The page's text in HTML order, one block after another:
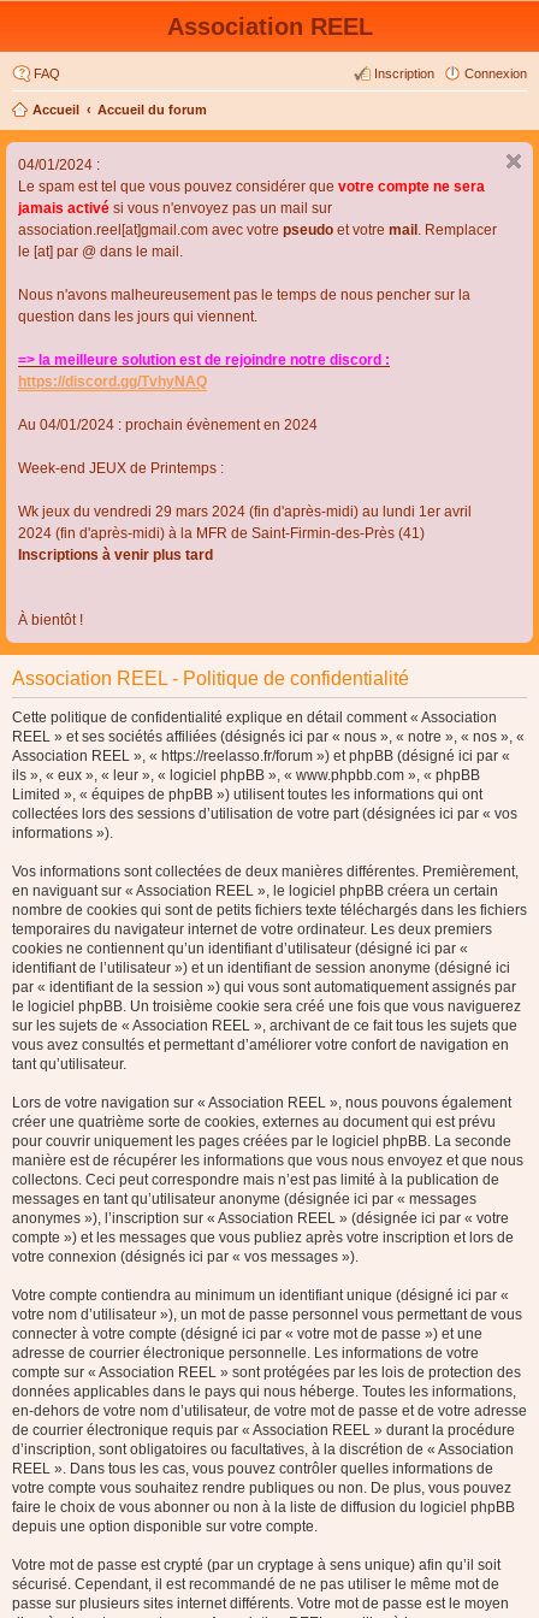
Association REEL
FAQ Connexion
Inscription
Accueil Accueil du forum
04/01/2024 :
Le spam est tel que vous pouvez considérer que votre compte ne sera
jamais activé si vous n'envoyez pas un mail sur
association.reel[at]gmail.com avec votre pseudo et votre mail . Remplacer
le [at] par @ dans le mail.
Nous n'avons malheureusement pas le temps de nous pencher sur la
question dans les jours qui viennent.
=> la meilleure solution est de rejoindre notre discord :
https://discord.gg/TvhyNAQ
Au 04/01/2024 : prochain évènement en 2024
Week-end JEUX de Printemps :
Wk jeux du vendredi 29 mars 2024 (fin d'après-midi) au lundi 1er avril
2024 (fin d'après-midi) à la MFR de Saint-Firmin-des-Près (41)
Inscriptions à venir plus tard
À bientôt !
Association REEL - Politique de confidentialité
Cette politique de confidentialité explique en détail comment « Association
REEL » et ses sociétés affiliées (désignés ici par « nous », « notre », « nos », «
Association REEL », « https://reelasso.fr/forum ») et phpBB (désigné ici par «
ils », « eux », « leur », « logiciel phpBB », « www.phpbb.com », « phpBB
Limited », « équipes de phpBB ») utilisent toutes les informations qui ont
collectées lors des sessions d’utilisation de votre part (désignées ici par « vos
informations »).
Vos informations sont collectées de deux manières différentes. Premièrement,
en naviguant sur « Association REEL », le logiciel phpBB créera un certain
nombre de cookies qui sont de petits fichiers texte téléchargés dans les fichiers
temporaires du navigateur internet de votre ordinateur. Les deux premiers
cookies ne contiennent qu’un identifiant d’utilisateur (désigné ici par «
identifiant de l’utilisateur ») et un identifiant de session anonyme (désigné ici
par « identifiant de la session ») qui vous sont automatiquement assignés par
le logiciel phpBB. Un troisième cookie sera créé une fois que vous naviguerez
sur les sujets de « Association REEL », archivant de ce fait tous les sujets que
vous avez consultés et permettant d’améliorer votre confort de navigation en
tant qu’utilisateur.
Lors de votre navigation sur « Association REEL », nous pouvons également
créer une quatrième sorte de cookies, externes au document qui est prévu
pour couvrir uniquement les pages créées par le logiciel phpBB. La seconde
manière est de récupérer les informations que vous nous envoyez et que nous
collectons. Ceci peut correspondre mais n’est pas limité à la publication de
messages en tant qu’utilisateur anonyme (désignée ici par « messages
anonymes »), l’inscription sur « Association REEL » (désignée ici par « votre
compte ») et les messages que vous publiez après votre inscription et lors de
votre connexion (désignés ici par « vos messages »).
Votre compte contiendra au minimum un identifiant unique (désigné ici par «
votre nom d’utilisateur »), un mot de passe personnel vous permettant de vous
connecter à votre compte (désigné ici par « votre mot de passe ») et une
adresse de courrier électronique personnelle. Les informations de votre
compte sur « Association REEL » sont protégées par les lois de protection des
données applicables dans le pays qui nous héberge. Toutes les informations,
en-dehors de votre nom d’utilisateur, de votre mot de passe et de votre adresse
de courrier électronique requis par « Association REEL » durant la procédure
d’inscription, sont obligatoires ou facultatives, à la discrétion de « Association
REEL ». Dans tous les cas, vous pouvez contrôler quelles informations de
votre compte vous souhaitez rendre publiques ou non. De plus, vous pouvez
faire le choix de vous abonner ou non à la liste de diffusion du logiciel phpBB
depuis une option disponible sur votre compte.
Votre mot de passe est crypté (par un cryptage à sens unique) afin qu’il soit
sécurisé. Cependant, il est recommandé de ne pas utiliser le même mot de
passe sur plusieurs sites internet différents. Votre mot de passe est le moyen